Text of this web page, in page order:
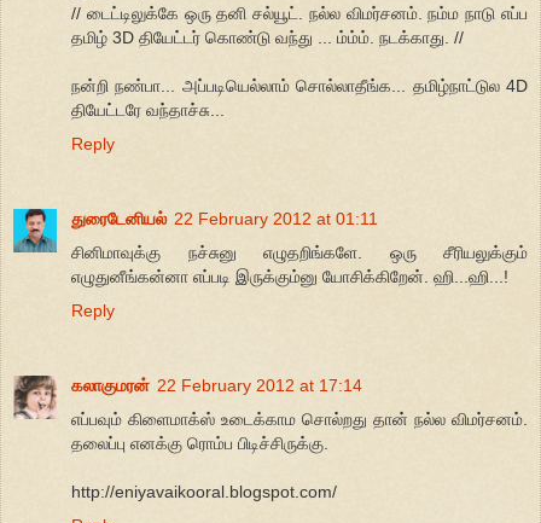
// டைட்டிலுக்கே ஒரு தனி சல்யூட். நல்ல விமர்சனம். நம்ம நாடு எப்ப
தமிழ் 3D தியேட்டர் கொண்டு வந்து ... ம்ம்ம். நடக்காது. //
நன்றி நண்பா... அப்படியெல்லாம் சொல்லாதீங்க... தமிழ்நாட்டுல 4D
தியேட்டரே வந்தாச்சு...
Reply
துரைடேனியல் 22 February 2012 at 01:11
சினிமாவுக்கு நச்சுனு எழுதறிங்களே. ஒரு சீரியலுக்கும்
எழுதுனீங்கன்னா எப்படி இருக்கும்னு யோசிக்கிறேன். ஹி...ஹி...!
Reply
கலாகுமரன் 22 February 2012 at 17:14
எப்பவும் கிளைமாக்ஸ் உடைக்காம சொல்றது தான் நல்ல விமர்சனம்.
தலைப்பு எனக்கு ரொம்ப பிடிச்சிருக்கு.
http://eniyavaikooral.blogspot.com/